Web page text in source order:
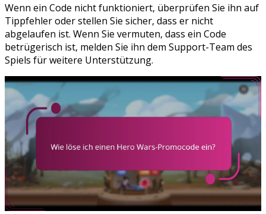
Wenn ein Code nicht funktioniert, überprüfen Sie ihn auf
Tippfehler oder stellen Sie sicher, dass er nicht
abgelaufen ist. Wenn Sie vermuten, dass ein Code
betrügerisch ist, melden Sie ihn dem Support-Team des
Spiels für weitere Unterstützung.